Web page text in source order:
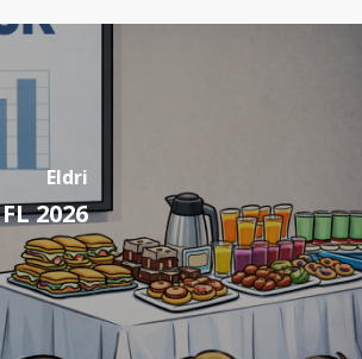
Eldri
2026